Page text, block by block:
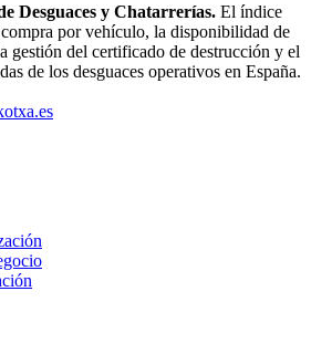
Desguaces y Chatarrerías. El índice
por vehículo, la disponibilidad de
gestión del certificado de destrucción y el
de los desguaces operativos en España.